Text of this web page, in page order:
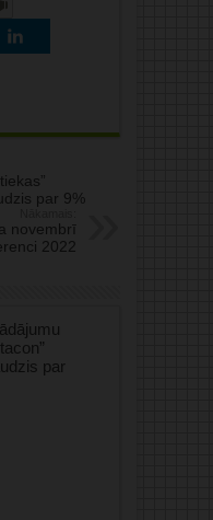
par 9%
novembrī
2022
par